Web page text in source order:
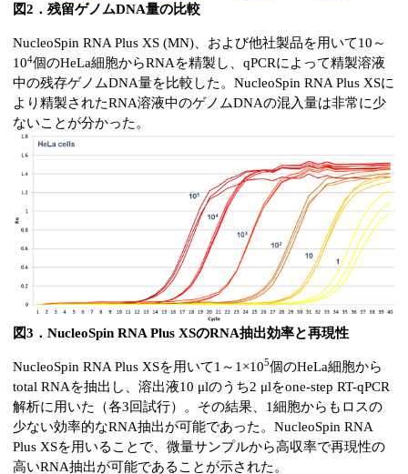
図2．残留ゲノムDNA量の比較
NucleoSpin RNA Plus XS (MN)、および他社製品を用いて10～
104個のHeLa細胞からRNAを精製し、qPCRによって精製溶液
中の残存ゲノムDNA量を比較した。NucleoSpin RNA Plus XSに
より精製されたRNA溶液中のゲノムDNAの混入量は非常に少
ないことが分かった。
図3．NucleoSpin RNA Plus XSのRNA抽出効率と再現性
NucleoSpin RNA Plus XSを用いて1～1×105個のHeLa細胞から
total RNAを抽出し、溶出液10 μlのうち2 μlをone-step RT-qPCR
解析に用いた（各3回試行）。その結果、1細胞からもロスの
少ない効率的なRNA抽出が可能であった。NucleoSpin RNA
Plus XSを用いることで、微量サンプルから高収率で再現性の
高いRNA抽出が可能であることが示された。